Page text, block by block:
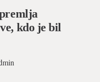
kdo je bil